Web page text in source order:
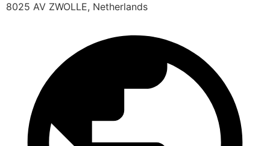
8025 AV ZWOLLE, Netherlands